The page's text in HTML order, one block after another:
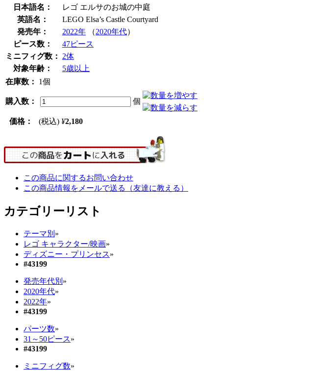
日本語名：
レゴ エルサのお城の中庭
英語名：
LEGO Elsa’s Castle Courtyard
発売年：
2022年 （2020年代）
ピース数：
47ピース
ミニフィグ数：
2体
対象年齢：
5歳以上
在庫数：
1個
購入数： 個
価格： (税込) ¥2,180
この商品に関するお問い合わせ
この商品情報をメールで送る（友達に教える）
カテゴリーリスト
テーマ別 »
レゴ キャラクター/映画»
ディズニー・プリンセス»
#43199
発売年代別 »
2020年代»
2022年»
#43199
パーツ数»
31～50ピース»
#43199
ミニフィグ数»